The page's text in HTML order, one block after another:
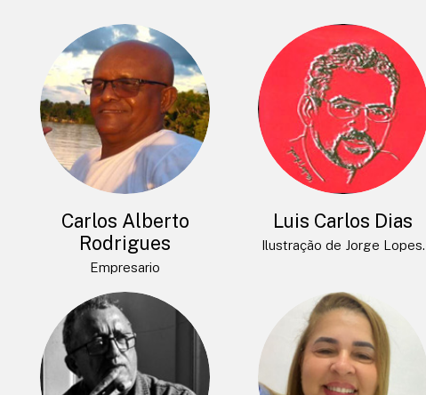
Carlos Alberto
Rodrigues
Empresario
Luis Carlos Dias
Ilustração de Jorge Lopes.